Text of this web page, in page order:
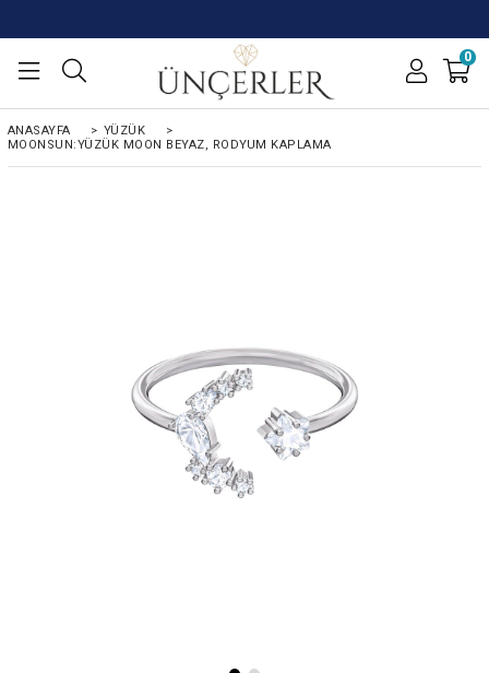
0
ANASAYFA > YÜZÜK
>
MOONSUN:YÜZÜK MOON BEYAZ, RODYUM KAPLAMA